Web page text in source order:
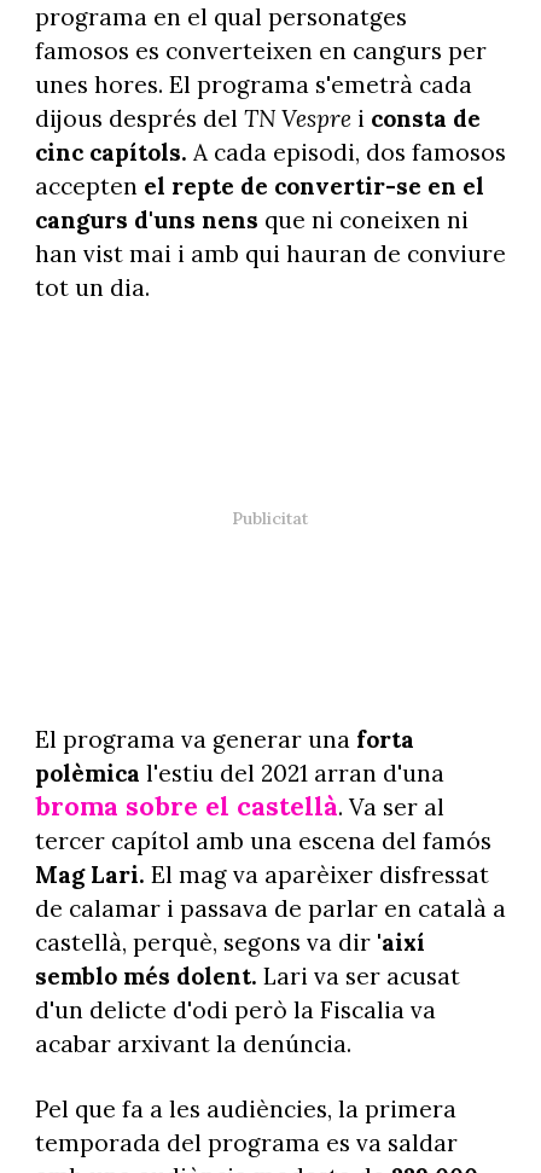
programa en el qual personatges
famosos es converteixen en cangurs per
unes hores. El programa s'emetrà cada
dijous després del TN Vespreiconsta de
cinc capítols. A cada episodi, dos famosos
accepten el repte de convertir-se en el
cangurs d'uns nens que ni coneixen ni
han vist mai i amb qui hauran de conviure
tot un dia.
El programa va generar una forta
polèmica l'estiu del 2021 arran d'una
broma sobre el castellà. Va ser al
tercer capítol amb una escena del famós
Mag Lari. El mag va aparèixer disfressat
de calamar i passava de parlar en català a
castellà, perquè, segons va dir 'així
semblo més dolent. Lari va ser acusat
d'un delicte d'odi però la Fiscalia va
acabar arxivant la denúncia.
Pel que fa a les audiències, la primera
temporada del programa es va saldar